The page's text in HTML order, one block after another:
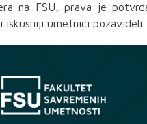
na FSU, prava je
iskusniji umetnici pozavideli.